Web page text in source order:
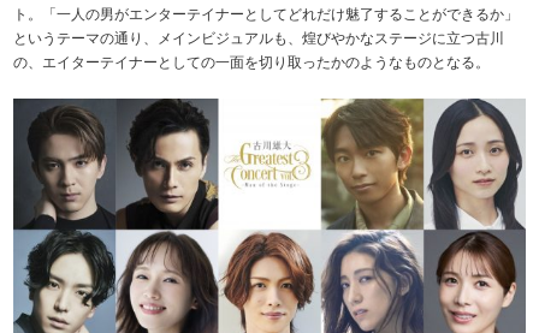
ト。「一人の男がエンターテイナーとしてどれだけ魅了することができるか」
というテーマの通り、メインビジュアルも、煌びやかなステージに立つ古川
の、エイターテイナーとしての一面を切り取ったかのようなものとなる。